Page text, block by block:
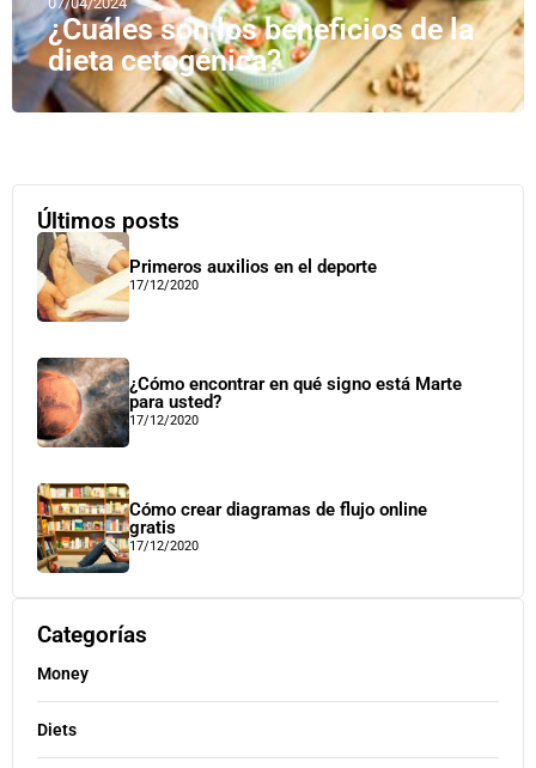
¿Cuáles son los beneficios de la
dieta cetogénica?
Últimos posts
Primeros auxilios en el deporte
17/12/2020
¿Cómo encontrar en qué signo está Marte
para usted?
17/12/2020
Cómo crear diagramas de flujo online
gratis
17/12/2020
Categorías
Money
Diets